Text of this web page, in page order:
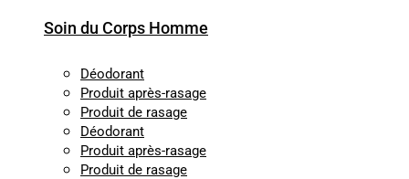
Soin du Corps Homme
Déodorant
Produit après-rasage
Produit de rasage
Déodorant
Produit après-rasage
Produit de rasage